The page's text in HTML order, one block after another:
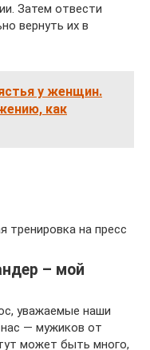
Затем отвести
вернуть их в
у женщин.
как
тренировка на пресс
– мой
уважаемые наши
— мужиков от
может быть много,